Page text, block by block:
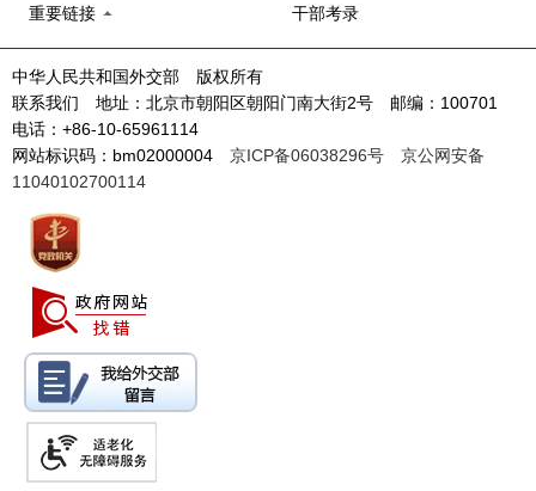
重要链接 干部考录
中华人民共和国外交部 版权所有
联系我们 地址：北京市朝阳区朝阳门南大街2号 邮编：100701
电话：+86-10-65961114
网站标识码：bm02000004 京ICP备06038296号
京公网安备
11040102700114